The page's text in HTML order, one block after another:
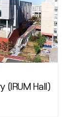
(IRUM Hall)